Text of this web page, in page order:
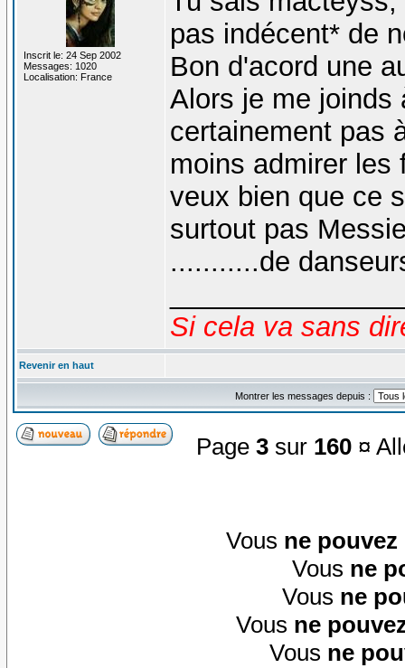
Inscrit le: 24 Sep 2002
Messages: 1020
Localisation: France
pas indécent* de
Bon d'acord une
Alors je me joinds
certainement pas
moins admirer les
veux bien que ce
surtout pas
...........de
Si cela va sans
Revenir en haut
Montrer les messages depuis :
Page3 sur 160 ¤
Vous ne pouvez
Vous ne
Vous ne
Vous ne
Vous ne